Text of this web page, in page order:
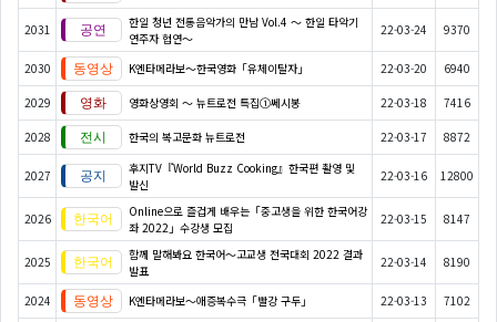
2031
한일 청년 전통음악가의 만남 Vol.4 ～ 한일 타악기
연주자 협연～
22-03-24 9370
2030 K엔타메라보～한국영화「유체이탈자」 22-03-20 6940
2029 영화상영회 ～ 뉴트로전 특집①쎄시봉 22-03-18 7416
2028 한국의 복고문화 뉴트로전 22-03-17 8872
2027
후지TV『World Buzz Cooking』한국편 촬영 및
발신
22-03-16 12800
2026
Online으로 즐겁게 배우는「중고생을 위한 한국어강
좌 2022」수강생 모집
22-03-15 8147
2025
함께 말해봐요 한국어～고교생 전국대회 2022 결과
발표
22-03-14 8190
2024 K엔타메라보～애증복수극「빨강 구두」 22-03-13 7102